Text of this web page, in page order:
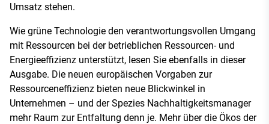
Umsatz stehen.
Wie grüne Technologie den verantwortungsvollen Umgang
mit Ressourcen bei der betrieblichen Ressourcen- und
Energieeffizienz unterstützt, lesen Sie ebenfalls in dieser
Ausgabe. Die neuen europäischen Vorgaben zur
Ressourceneffizienz bieten neue Blickwinkel in
Unternehmen – und der Spezies Nachhaltigkeitsmanager
mehr Raum zur Entfaltung denn je. Mehr über die Ökos der